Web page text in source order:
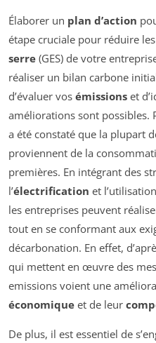
Élaborer un plan d’action
étape cruciale pour réduire les
serre (GES) de votre
réaliser un bilan carbone
d’évaluer vos émissions et
améliorations sont possibles.
a été constaté que la plupart
proviennent de la
premières. En intégrant des
l’électrification et
les entreprises peuvent
tout en se conformant aux
décarbonation. En effet,
qui mettent en œuvre des
emissions voient une
économique et de leur
De plus, il est essentiel de